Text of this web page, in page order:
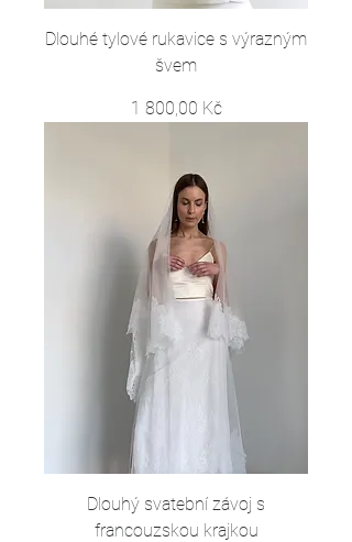
Dlouhé tylové rukavice s výrazným
švem
Cena
1 800,00 Kč
Dlouhý svatební závoj s
francouzskou krajkou